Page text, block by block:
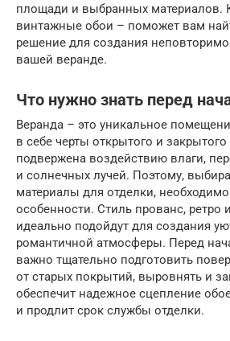
площади и выбранных материалов.
винтажные обои – поможет вам
решение для создания
вашей веранде.
Что нужно знать перед
Веранда – это уникальное
в себе черты открытого и
подвержена воздействию влаги,
и солнечных лучей. Поэтому,
материалы для отделки,
особенности. Стиль прованс, ретро
идеально подойдут для создания
романтичной атмосферы. Перед
важно тщательно подготовить
от старых покрытий, выровнять и
обеспечит надежное сцепление
и продлит срок службы отделки.